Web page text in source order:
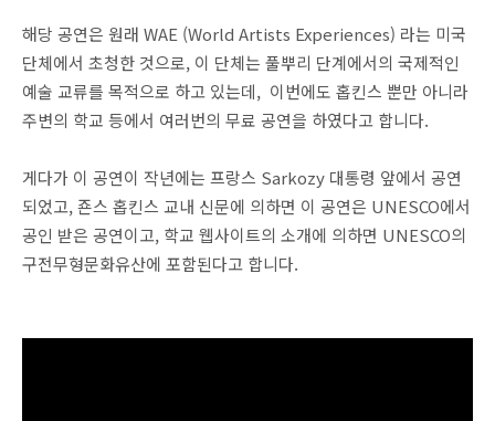
해당 공연은 원래 WAE (World Artists Experiences) 라는 미국
단체에서 초청한 것으로, 이 단체는 풀뿌리 단계에서의 국제적인
예술 교류를 목적으로 하고 있는데, 이번에도 홉킨스 뿐만 아니라
주변의 학교 등에서 여러번의 무료 공연을 하였다고 합니다.
게다가 이 공연이 작년에는 프랑스 Sarkozy 대통령 앞에서 공연
되었고, 죤스 홉킨스 교내 신문에 의하면 이 공연은 UNESCO에서
공인 받은 공연이고, 학교 웹사이트의 소개에 의하면 UNESCO의
구전무형문화유산에 포함된다고 합니다.